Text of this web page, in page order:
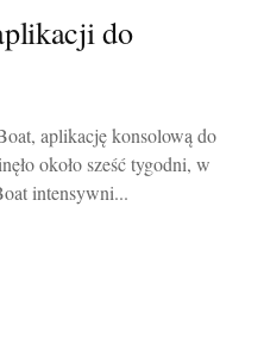
do
aplikację konsolową do
około sześć tygodni, w
intensywni...